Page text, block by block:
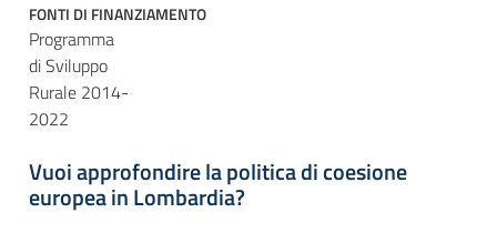
FONTI DI FINANZIAMENTO
Programma
di Sviluppo
Rurale 2014-
2022
Vuoi approfondire la politica di coesione
europea in Lombardia?